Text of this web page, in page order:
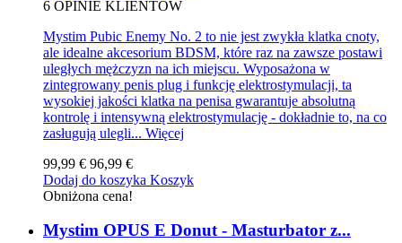
6 OPINIE KLIENTÓW
Mystim Pubic Enemy No. 2 to nie jest zwykła klatka cnoty,
ale idealne akcesorium BDSM, które raz na zawsze postawi
uległych mężczyzn na ich miejscu. Wyposażona w
zintegrowany penis plug i funkcję elektrostymulacji, ta
wysokiej jakości klatka na penisa gwarantuje absolutną
kontrolę i intensywną elektrostymulację - dokładnie to, na co
zasługują ulegli... Więcej
99,99 € 96,99 €
Dodaj do koszyka Koszyk
Obniżona cena!
Mystim OPUS E Donut - Masturbator z...